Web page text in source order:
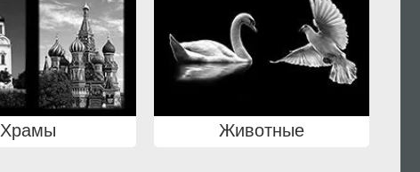
Храмы Животные